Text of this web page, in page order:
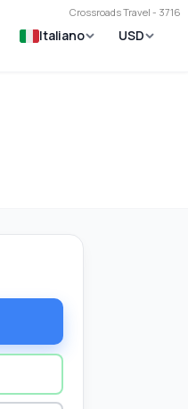
Crossroads Travel - 3716
Italiano USD